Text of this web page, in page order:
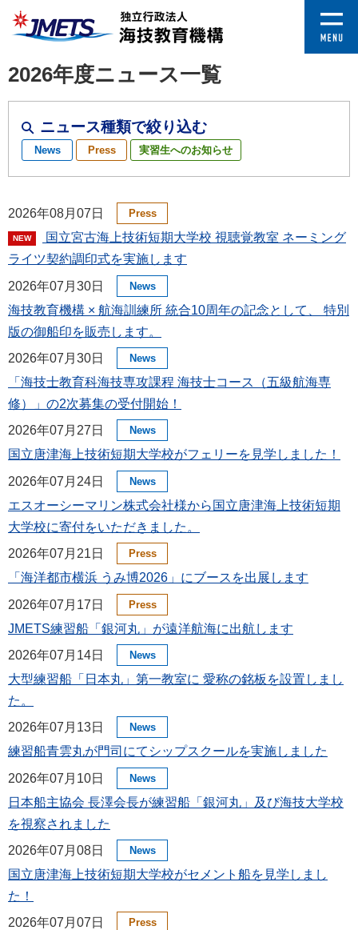
2026年度ニュース一覧
ニュース種類で絞り込む
News Press 実習生へのお知らせ
2026年08月07日 Press
NEW
国立宮古海上技術短期大学校 視聴覚教室 ネーミング
ライツ契約調印式を実施します
2026年07月30日
News
海技教育機構 × 航海訓練所 統合10周年の記念として、 特別
版の御船印を販売します。
2026年07月30日
News
「海技士教育科海技専攻課程 海技士コース（五級航海専
修）」の2次募集の受付開始！
2026年07月27日
News
国立唐津海上技術短期大学校がフェリーを見学しました！
2026年07月24日
News
エスオーシーマリン株式会社様から国立唐津海上技術短期
大学校に寄付をいただきました。
2026年07月21日
Press
「海洋都市横浜 うみ博2026」にブースを出展します
2026年07月17日
Press
JMETS練習船「銀河丸」が遠洋航海に出航します
2026年07月14日
News
大型練習船「日本丸」第一教室に 愛称の銘板を設置しまし
た。
2026年07月13日
News
練習船青雲丸が門司にてシップスクールを実施しました
2026年07月10日
News
日本船主協会 長澤会長が練習船「銀河丸」及び海技大学校
を視察されました
2026年07月08日
News
国立唐津海上技術短期大学校がセメント船を見学しまし
た！
2026年07月07日
Press